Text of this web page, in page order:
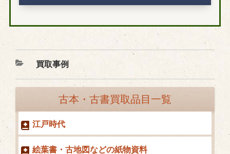
カ
テ
買取事例
古本・古書買取品目一覧
江戸時代
絵葉書・古地図などの紙物資料